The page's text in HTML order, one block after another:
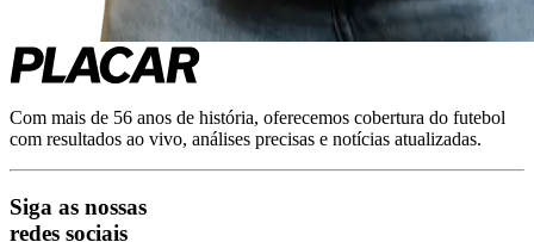
Com mais de 56 anos de história, oferecemos cobertura do futebol
com resultados ao vivo, análises precisas e notícias atualizadas.
Siga as nossas
redes sociais